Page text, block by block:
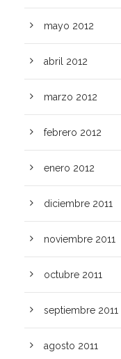
mayo 2012
abril 2012
marzo 2012
febrero 2012
enero 2012
diciembre 2011
noviembre 2011
octubre 2011
septiembre 2011
agosto 2011